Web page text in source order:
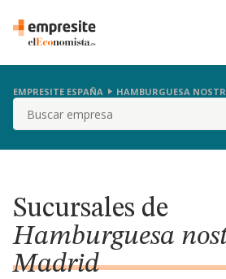
EMPRESITE ESPAÑA HAMBURGUESA
Buscar
Sucursales de
Hamburguesa
Madrid